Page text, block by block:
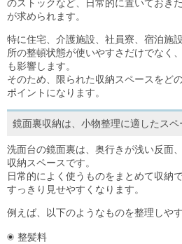
アクセスマッ
スタッフ紹介
新着情報
お問合せ
のストックなど、日常的に置いておき
が求められます。
特に住宅、介護施設、社員寮、宿泊施
所の整頓状態が使いやすさだけでなく
も影響します。
そのため、限られた収納スペースをど
ポイントになります。
鏡面裏収納は、小物整理に適したスペ
洗面台の鏡面裏は、奥行きが浅い反面
収納スペースです。
日常的によく使うものをまとめて収納
すっきり見せやすくなります。
例えば、以下のようなものを整理しや
整髪料